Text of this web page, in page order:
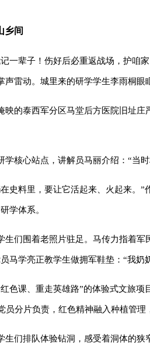
乡间
一辈子！伤好后必重返战场，护咱
声雷动。城里来的研学学生李雨桐
映的泰西军分区马堂后方医院旧址
学核心站点，讲解员马丽介绍：“当
史料里，要让它活起来、火起来。
学体系。
生们围着老照片驻足。马传力指着
马学亮正教学生做拥军鞋垫：“我
色课、重走英雄路”的体验式文旅
员分片负责，红色精神融入种植管理
生们排队体验钻洞，感受着洞体的